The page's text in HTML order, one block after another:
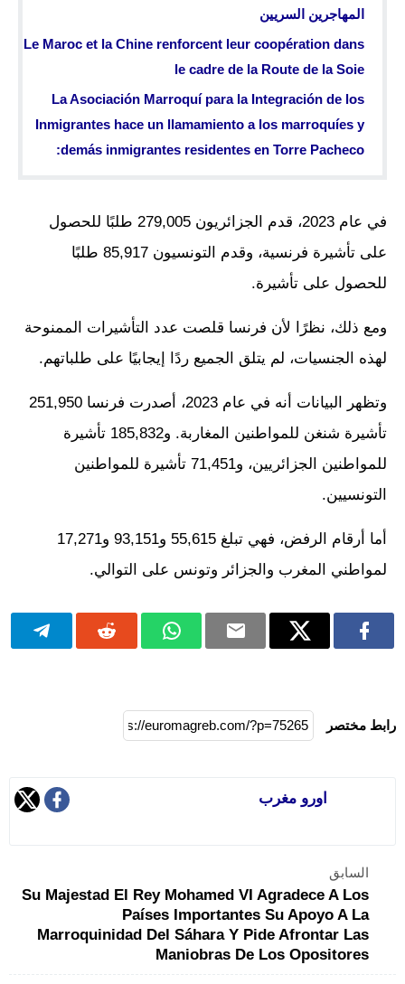
المهاجرين السريين
Le Maroc et la Chine renforcent leur coopération dans
le cadre de la Route de la Soie
La Asociación Marroquí para la Integración de los
Inmigrantes hace un llamamiento a los marroquíes y
demás inmigrantes residentes en Torre Pacheco:
في عام 2023، قدم الجزائريون 279,005 طلبًا للحصول
على تأشيرة فرنسية، وقدم التونسيون 85,917 طلبًا
للحصول على تأشيرة.
ومع ذلك، نظرًا لأن فرنسا قلصت عدد التأشيرات الممنوحة
لهذه الجنسيات، لم يتلق الجميع ردًا إيجابيًا على طلباتهم.
وتظهر البيانات أنه في عام 2023، أصدرت فرنسا 251,950
تأشيرة شنغن للمواطنين المغاربة. و185,832 تأشيرة
للمواطنين الجزائريين، و71,451 تأشيرة للمواطنين
التونسيين.
أما أرقام الرفض، فهي تبلغ 55,615 و93,151 و17,271
لمواطني المغرب والجزائر وتونس على التوالي.
رابط مختصر
اورو مغرب
السابق
Su Majestad El Rey Mohamed VI Agradece A Los
Países Importantes Su Apoyo A La
Marroquinidad Del Sáhara Y Pide Afrontar Las
Maniobras De Los Opositores